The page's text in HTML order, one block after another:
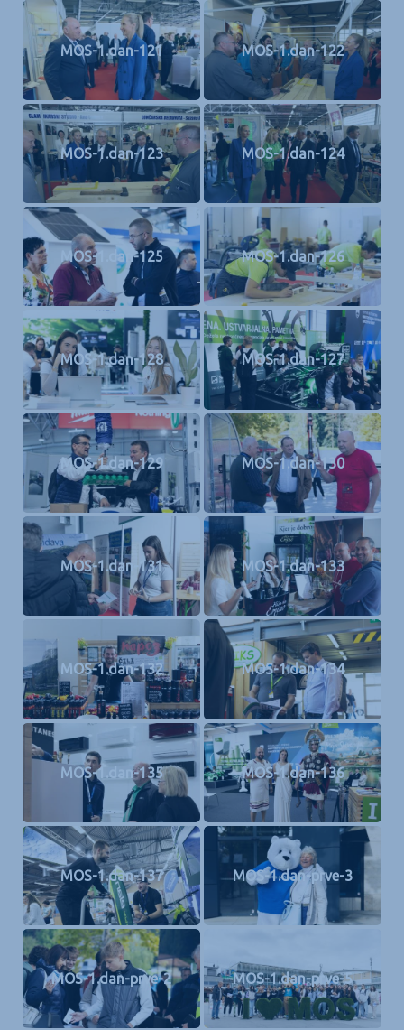
MOS-1.dan-121 MOS-1.dan-122
MOS-1.dan-123 MOS-1.dan-124
MOS-1.dan-125 MOS-1.dan-126
MOS-1.dan-128 MOS-1.dan-127
MOS-1.dan-129 MOS-1.dan-130
MOS-1.dan-131 MOS-1.dan-133
MOS-1.dan-132 MOS-1.dan-134
MOS-1.dan-135 MOS-1.dan-136
MOS-1.dan-137 MOS-1.dan-prve-3
MOS-1.dan-prve-2 MOS-1.dan-prve-5